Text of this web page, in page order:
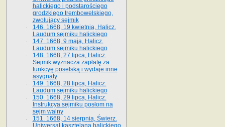
halickiego i podstarościego
grodzkiego trembowelskiego,
zwołujący sejmik
146. 1668, 19 kwietnia, Halicz.
Laudum sejmiku halickiego
147. 1668, 9 maja, Halicz.
Laudum sejmiku halickiego
148. 1668, 27 lipca, Halicz.
Sejmik wyznacza zapłatę za
funkcyę poselską i wydaje inne
asygnaty
149. 1668, 28 lipca, Halicz.
Laudum sejmiku halickiego
150. 1668, 29 lipca, Halicz.
Instrukcya sejmiku posłom na
sejm walny
151. 1668, 14 sierpnia, Świerz.
Uniwersał kasztelana halickiego